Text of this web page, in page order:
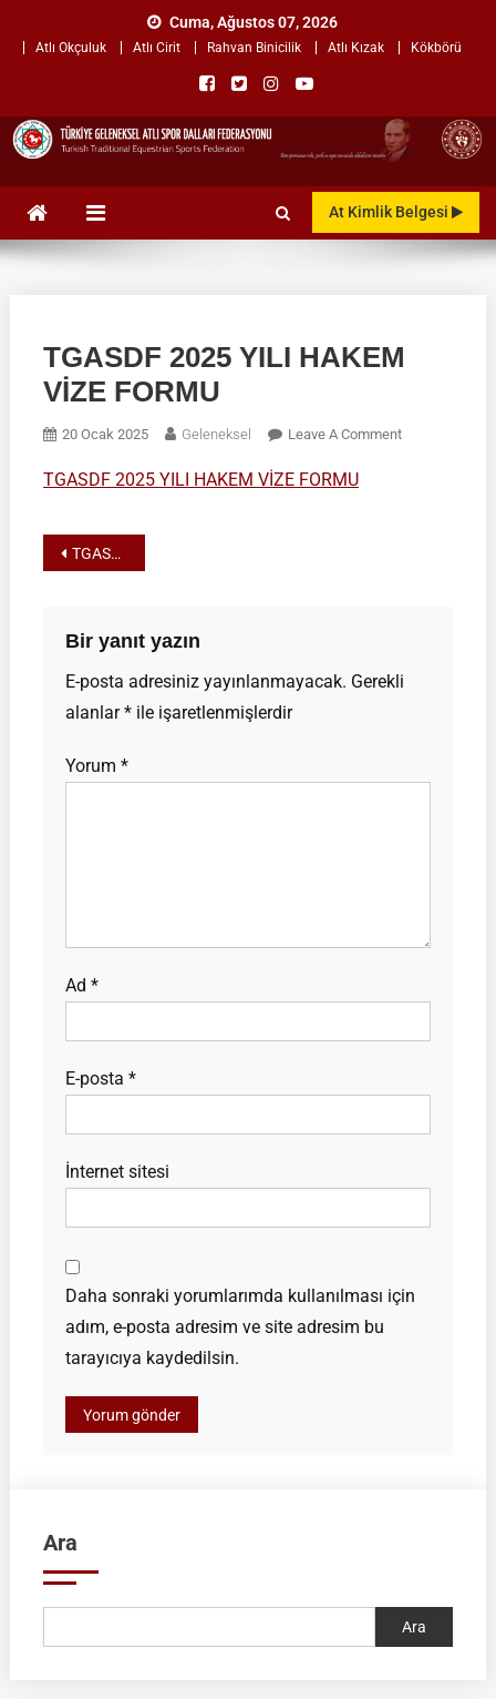
Cuma, Ağustos 07, 2026
Atlı Okçuluk Atlı Cirit Rahvan Binicilik Atlı Kızak Kökbörü
TÜRKİYE GELENEKSEL ATLI
SPOR DALLARIAt Kimlik Belgesi
TGASDF 2025 YILI HAKEM
VİZE FORMU
20 Ocak 2025 Geleneksel Leave A CommentOn
TGASDF 2025 YILI HAKEM VİZE FORMU
Yazı
TGASDF 2025 YILI HAKEM VİZE FORMU
Bir yanıt yazın
E-posta adresiniz yayınlanmayacak. Gerekli
alanlar*ile işaretlenmişlerdir
Yorum *
Ad *
E-posta *
İnternet sitesi
Daha sonraki yorumlarımda kullanılması için
adım, e-posta adresim ve site adresim bu
tarayıcıya kaydedilsin.
Ara
Ara